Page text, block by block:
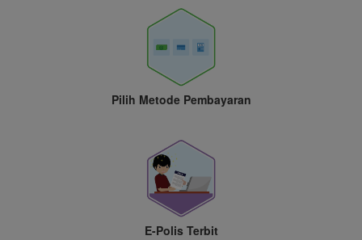
Pilih Metode Pembayaran
E-Polis Terbit